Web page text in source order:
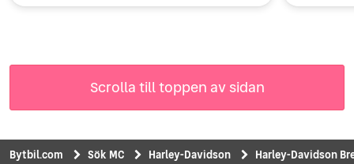
Scrolla till toppen av sidan
Bytbil.com Sök MC Harley-Davidson Harley-Davidson